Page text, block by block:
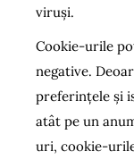
viruși.
Cookie-urile
negative.
preferințele și
atât pe un
uri, cookie-